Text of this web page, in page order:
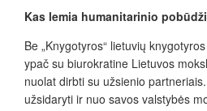
Kas lemia humanitarinio
Be „Knygotyros“ lietuvių
ypač su biurokratine Lietuvos
nuolat dirbti su užsienio
užsidaryti ir nuo savos valstybės